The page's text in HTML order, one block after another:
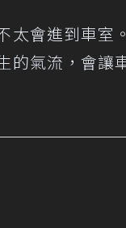
太會進到車室
的氣流，會讓